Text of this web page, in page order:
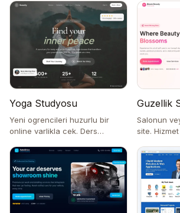
iletisim
Yoga Studyosu
Yeni ogrencileri huzurlu bir
online varlikla cek. Ders
ve randevu.
Guzellik
Salonun
site.
randevu.